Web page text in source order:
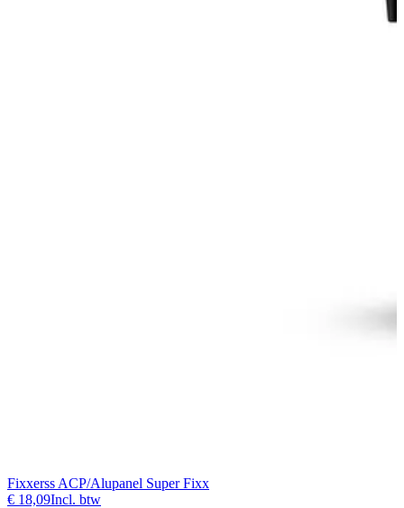
Fixxerss ACP/Alupanel Super Fixx
€ 18,09Incl. btw